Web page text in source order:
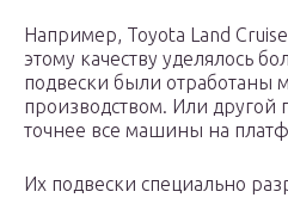
Например, Toyota Land
этому качеству уделялось
подвески были отработаны
производством. Или другой
точнее все машины на
Их подвески специально